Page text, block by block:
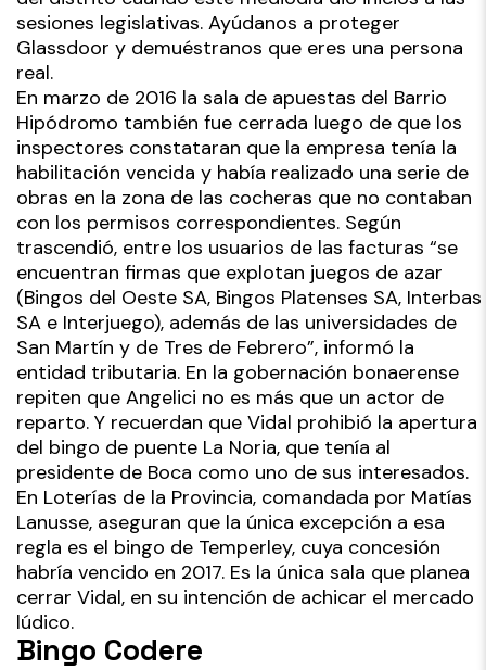
sesiones legislativas. Ayúdanos a proteger
Glassdoor y demuéstranos que eres una persona
real.
En marzo de 2016 la sala de apuestas del Barrio
Hipódromo también fue cerrada luego de que los
inspectores constataran que la empresa tenía la
habilitación vencida y había realizado una serie de
obras en la zona de las cocheras que no contaban
con los permisos correspondientes. Según
trascendió, entre los usuarios de las facturas “se
encuentran firmas que explotan juegos de azar
(Bingos del Oeste SA, Bingos Platenses SA, Interbas
SA e Interjuego), además de las universidades de
San Martín y de Tres de Febrero”, informó la
entidad tributaria. En la gobernación bonaerense
repiten que Angelici no es más que un actor de
reparto. Y recuerdan que Vidal prohibió la apertura
del bingo de puente La Noria, que tenía al
presidente de Boca como uno de sus interesados.
En Loterías de la Provincia, comandada por Matías
Lanusse, aseguran que la única excepción a esa
regla es el bingo de Temperley, cuya concesión
habría vencido en 2017. Es la única sala que planea
cerrar Vidal, en su intención de achicar el mercado
lúdico.
Bingo Codere